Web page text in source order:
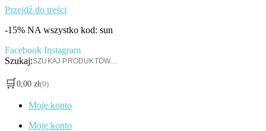
Przejdź do treści
-15% NA wszystko kod: sun
Facebook Instagram
Szukaj:
🛒 0,00 zł(0)
Moje konto
Moje konto